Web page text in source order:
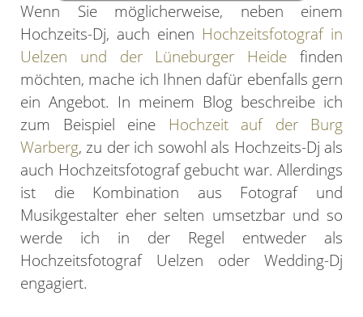
Wenn Sie möglicherweise, neben einem
Hochzeits-Dj, auch einen Hochzeitsfotograf in
Uelzen und der Lüneburger Heide finden
möchten, mache ich Ihnen dafür ebenfalls gern
ein Angebot. In meinem Blog beschreibe ich
zum Beispiel eine Hochzeit auf der Burg
Warberg, zu der ich sowohl als Hochzeits-Dj als
auch Hochzeitsfotograf gebucht war. Allerdings
ist die Kombination aus Fotograf und
Musikgestalter eher selten umsetzbar und so
werde ich in der Regel entweder als
Hochzeitsfotograf Uelzen oder Wedding-Dj
engagiert.